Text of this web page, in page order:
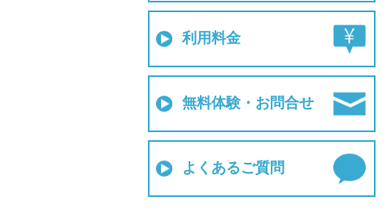
利用料金
無料体験・お問合せ
よくあるご質問